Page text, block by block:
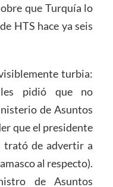
que Turquía lo
HTS hace ya seis
turbia:
pidió que no
de Asuntos
que el presidente
trató de advertir a
al respecto).
de Asuntos